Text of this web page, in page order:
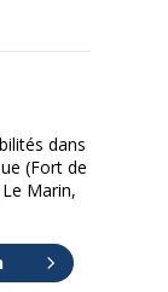
dans
(Fort de
Marin,